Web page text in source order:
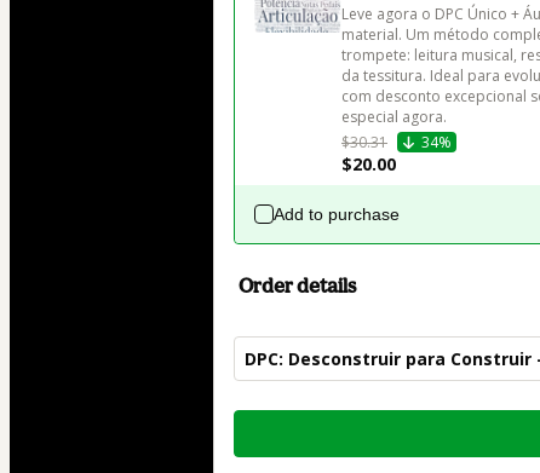
Leve agora o DPC Único +
material. Um método
trompete: leitura musical,
da tessitura. Ideal para
com desconto excepcional
especial agora.
$30.31
34%
$20.00
Add to purchase
Order details
DPC: Desconstruir para Construir
Total